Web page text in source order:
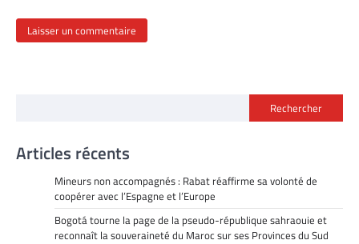
Rechercher
Articles récents
Mineurs non accompagnés : Rabat réaffirme sa volonté de
coopérer avec l’Espagne et l’Europe
Bogotá tourne la page de la pseudo-république sahraouie et
reconnaît la souveraineté du Maroc sur ses Provinces du Sud